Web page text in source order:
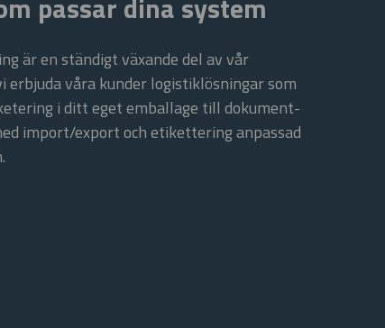
är en ständigt växande del av vår
erbjuda våra kunder logistiklösningar som
i ditt eget emballage till dokument­
import/export och etikettering anpassad